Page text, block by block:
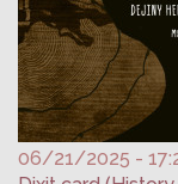
06/21/2025 -